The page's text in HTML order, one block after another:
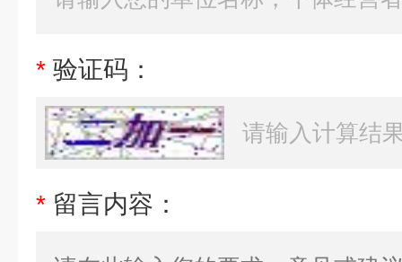
* 验证码：
* 留言内容：